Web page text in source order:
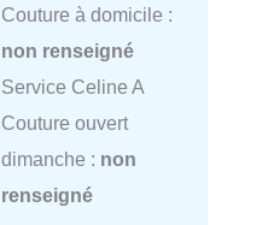
Couture à domicile :
non renseigné
Service Celine A
Couture ouvert
dimanche : non
renseigné